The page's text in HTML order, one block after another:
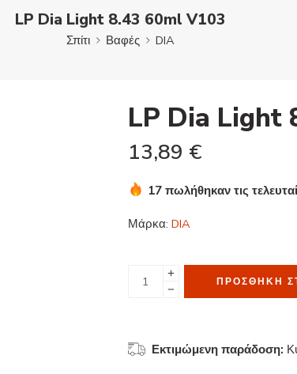
LP Dia Light 8.43 60ml V103
Σπίτι Βαφές DIA
LP Dia Light
13,89 €
17 πωλήθηκαν τις
Μάρκα: DIA
ΠΡΟΣΘΉΚΗ
Εκτιμώμενη παράδοση: